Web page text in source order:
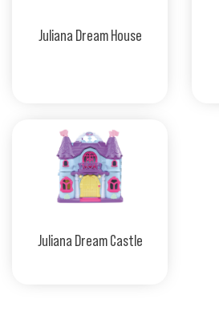
Juliana Dream House
Juliana Dream Castle